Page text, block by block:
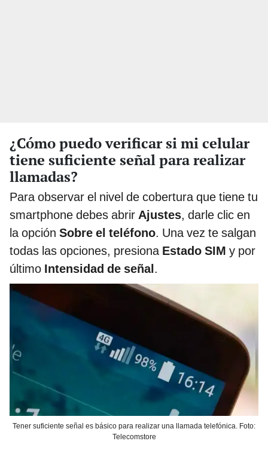
¿Cómo puedo verificar si mi celular
tiene suficiente señal para realizar
llamadas?
Para observar el nivel de cobertura que tiene tu
smartphone debes abrir Ajustes, darle clic en
la opción Sobre el teléfono. Una vez te salgan
todas las opciones, presiona Estado SIM y por
último Intensidad de señal.
Tener suficiente señal es básico para realizar una llamada telefónica. Foto:
Telecomstore